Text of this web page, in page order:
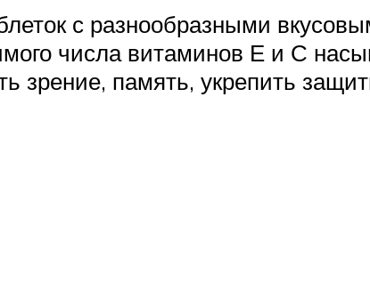
с разнообразными
числа витаминов Е и С
зрение, память, укрепить